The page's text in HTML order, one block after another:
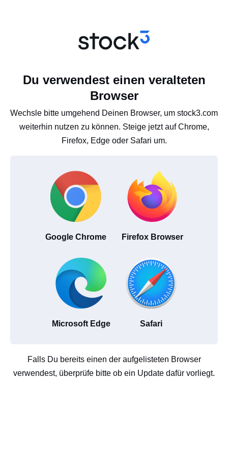
Du verwendest einen veralteten
Browser
Wechsle bitte umgehend Deinen Browser, um stock3.com
weiterhin nutzen zu können. Steige jetzt auf Chrome,
Firefox, Edge oder Safari um.
Google Chrome Firefox Browser
Microsoft Edge Safari
Falls Du bereits einen der aufgelisteten Browser
verwendest, überprüfe bitte ob ein Update dafür vorliegt.